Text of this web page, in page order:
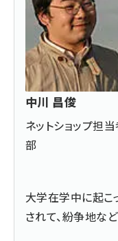
中川 昌俊
ネットショップ担
部
大学在学中に起こ
されて、紛争地な